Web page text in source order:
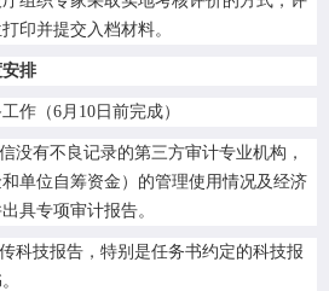
印并提交入档材料。
排
作（6月10日前完成）
没有不良记录的第三方审计专业机构，
单位自筹资金）的管理使用情况及经济
具专项审计报告。
科技报告，特别是任务书约定的科技报